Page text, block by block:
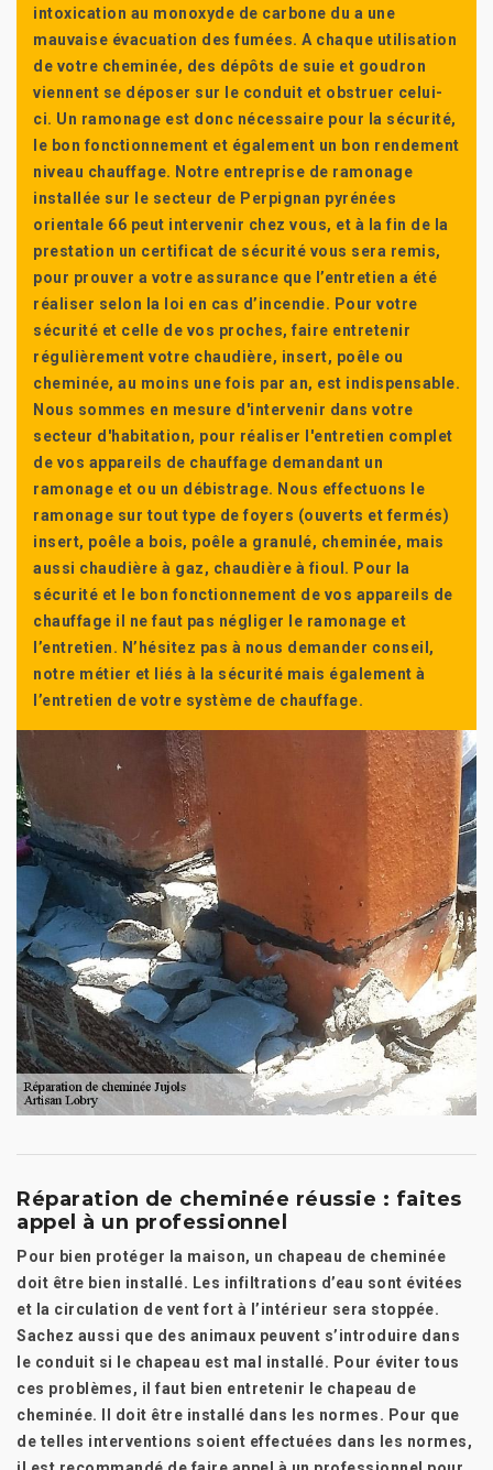
intoxication au monoxyde de carbone du a une
mauvaise évacuation des fumées. A chaque utilisation
de votre cheminée, des dépôts de suie et goudron
viennent se déposer sur le conduit et obstruer celui-
ci. Un ramonage est donc nécessaire pour la sécurité,
le bon fonctionnement et également un bon rendement
niveau chauffage. Notre entreprise de ramonage
installée sur le secteur de Perpignan pyrénées
orientale 66 peut intervenir chez vous, et à la fin de la
prestation un certificat de sécurité vous sera remis,
pour prouver a votre assurance que l’entretien a été
réaliser selon la loi en cas d’incendie. Pour votre
sécurité et celle de vos proches, faire entretenir
régulièrement votre chaudière, insert, poêle ou
cheminée, au moins une fois par an, est indispensable.
Nous sommes en mesure d'intervenir dans votre
secteur d'habitation, pour réaliser l'entretien complet
de vos appareils de chauffage demandant un
ramonage et ou un débistrage. Nous effectuons le
ramonage sur tout type de foyers (ouverts et fermés)
insert, poêle a bois, poêle a granulé, cheminée, mais
aussi chaudière à gaz, chaudière à fioul. Pour la
sécurité et le bon fonctionnement de vos appareils de
chauffage il ne faut pas négliger le ramonage et
l’entretien. N’hésitez pas à nous demander conseil,
notre métier et liés à la sécurité mais également à
l’entretien de votre système de chauffage.
Réparation de cheminée réussie : faites
appel à un professionnel
Pour bien protéger la maison, un chapeau de cheminée
doit être bien installé. Les infiltrations d’eau sont évitées
et la circulation de vent fort à l’intérieur sera stoppée.
Sachez aussi que des animaux peuvent s’introduire dans
le conduit si le chapeau est mal installé. Pour éviter tous
ces problèmes, il faut bien entretenir le chapeau de
cheminée. Il doit être installé dans les normes. Pour que
de telles interventions soient effectuées dans les normes,